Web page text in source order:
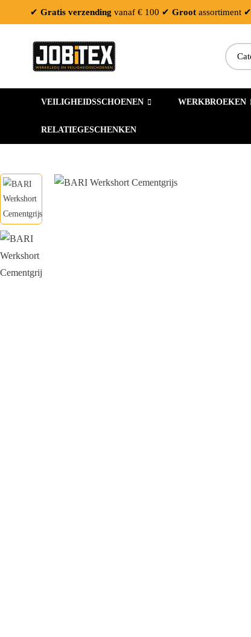
✔ Gratis verzending vanaf € 100 ✔ Groot assortiment ✔
VEILIGHEIDSSCHOENEN WERKBROEKEN
RELATIEGESCHENKEN